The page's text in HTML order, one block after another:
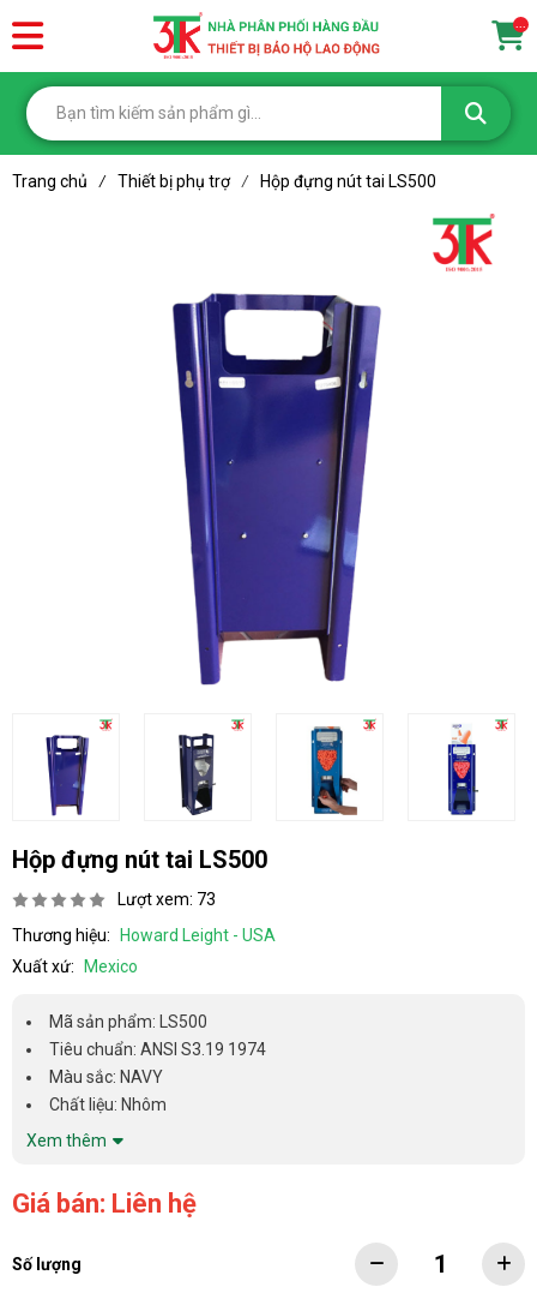
...
Trang chủ / Thiết bị phụ trợ / Hộp đựng nút tai LS500
Hộp đựng nút tai LS500
Lượt xem: 73
Thương hiệu:
Howard Leight - USA
Xuất xứ:
Mexico
Mã sản phẩm: LS500
Tiêu chuẩn: ANSI S3.19 1974
Màu sắc: NAVY
Chất liệu: Nhôm
Xem thêm
Giá bán: Liên hệ
Số lượng